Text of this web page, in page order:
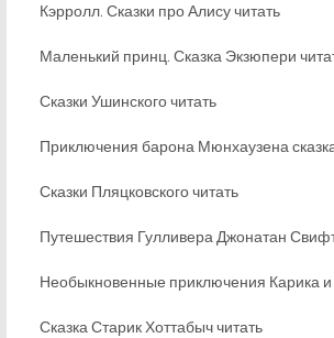
Кэрролл. Сказки про Алису читать
Маленький принц. Сказка Экзюпери
Сказки Ушинского читать
Приключения барона Мюнхаузена
Сказки Пляцковского читать
Путешествия Гулливера Джонатан
Необыкновенные приключения Карика
Сказка Старик Хоттабыч читать